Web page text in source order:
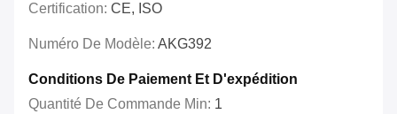
Certification: CE, ISO
Numéro De Modèle: AKG392
Conditions De Paiement Et D'expédition
Quantité De Commande Min: 1